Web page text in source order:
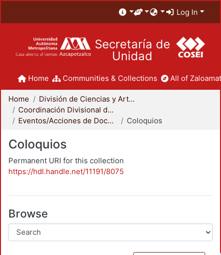
Log In
Secretaría de
Unidad
Home Communities & Collections All of
Home
División de Ciencias y Artes para el Diseño
Coordinación Divisional de Docencia
Eventos/Acciones de Docencia
Coloquios
Coloquios
Permanent URI for this collection
https://hdl.handle.net/11191/8075
Browse